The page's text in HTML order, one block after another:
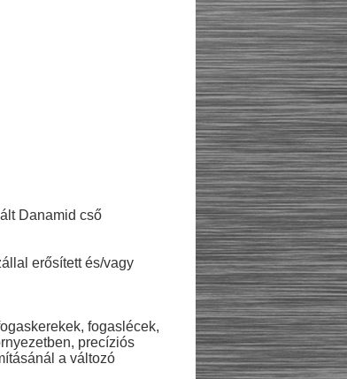
Danamid cső
erősített és/vagy
fogaslécek,
precíziós
a változó